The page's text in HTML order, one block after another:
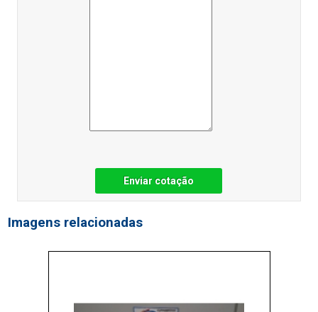
Enviar cotação
Imagens relacionadas